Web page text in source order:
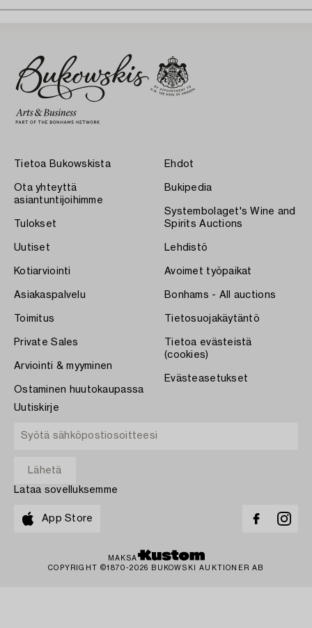
Tietoa Bukowskista
Ota yhteyttä
asiantuntijoihimme
Tulokset
Uutiset
Kotiarviointi
Asiakaspalvelu
Toimitus
Private Sales
Arviointi & myyminen
Ostaminen huutokaupassa
Ehdot
Bukipedia
Systembolaget's Wine and
Spirits Auctions
Lehdistö
Avoimet työpaikat
Bonhams - All auctions
Tietosuojakäytäntö
Tietoa evästeistä
(cookies)
Evästeasetukset
Uutiskirje
Lataa sovelluksemme
App Store
MAKSA
COPYRIGHT ©1870-2026 BUKOWSKI AUKTIONER AB